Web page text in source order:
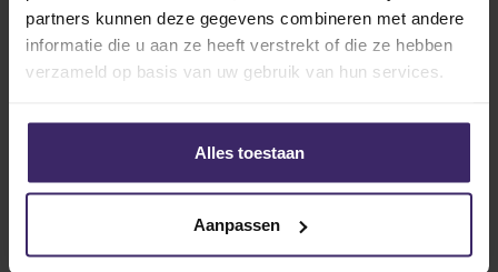
partners kunnen deze gegevens combineren met andere
informatie die u aan ze heeft verstrekt of die ze hebben
verzameld op basis van uw gebruik van hun services.
Alles toestaan
Aanpassen
award in ontvangst mocht nemen en de vijfde keer in
Wij willen Kevin hartelijk feliciteren met deze
uitzonderlijke prestatie!